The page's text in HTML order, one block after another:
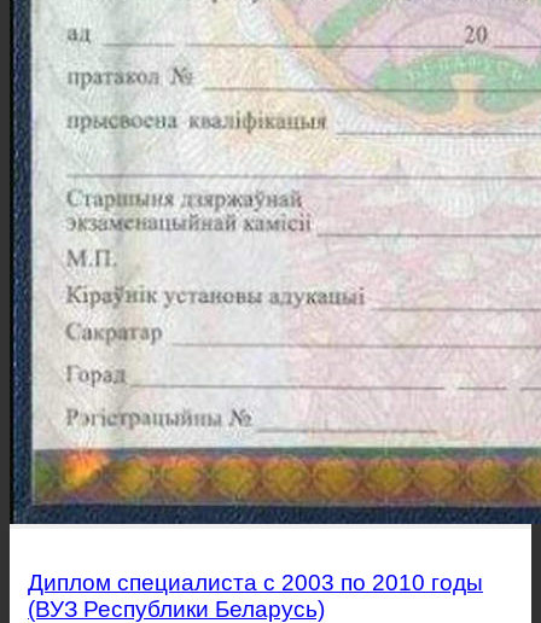
Диплом специалиста с 2003 по 2010 годы
(ВУЗ Республики Беларусь)